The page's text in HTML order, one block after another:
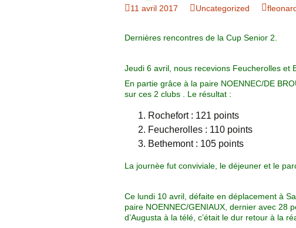
Charte
des
Organigramme
Commission Loisirs
Trophée Triple
Couronne
Avril
Juin
11 avril 2017 Uncategorized
Dernières rencontres de la Cup Senior 2.
Jeudi 6 avril, nous recevions Feucherolles et
En partie grâce à la paire NOENNEC/DE
sur ces 2 clubs . Le résultat :
Rochefort : 121 points
Feucherolles : 110 points
Bethemont : 105 points
La journèe fut conviviale, le déjeuner et le
Ce lundi 10 avril, défaite en déplacement à
paire NOENNEC/GENIAUX, dernier avec 28
d’Augusta à la télé, c’était le dur retour à la